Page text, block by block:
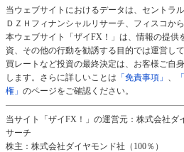
当ウェブサイトにおけるデータは、セントラ
ＤＺＨフィナンシャルリサーチ、フィスコか
本ウェブサイト「ザイFX！」は、情報の提供
資、その他の行動を勧誘する目的では運営し
買レートなど投資の最終決定は、お客様ご自
します。さらに詳しいことは 「免責事項」 、
権」 のページをご確認ください。
当サイト「ザイFX！」の運営元：株式会社ダ
サーチ
株主：株式会社ダイヤモンド社（100％）